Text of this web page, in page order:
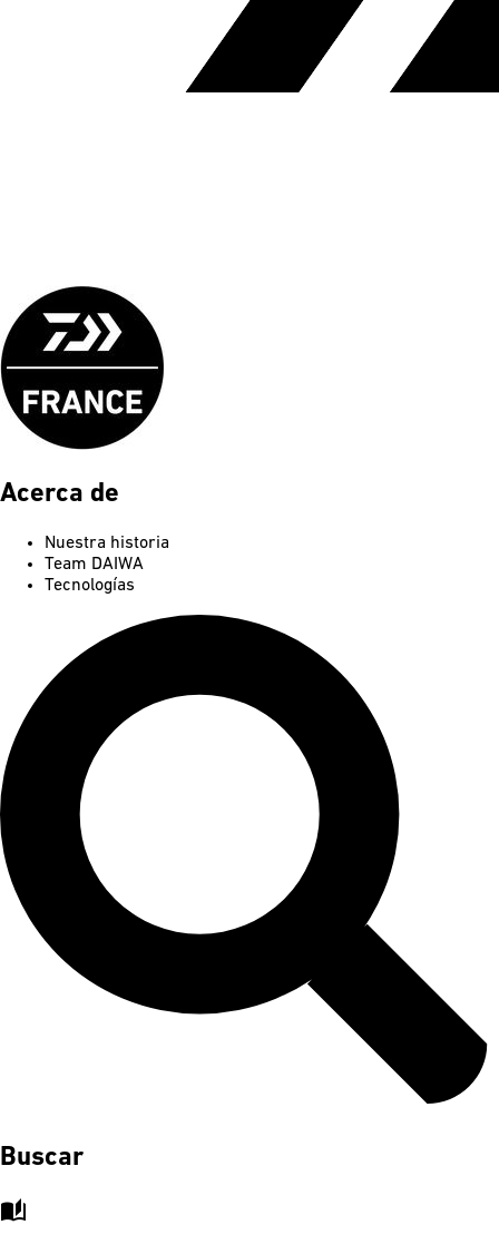
Acerca de
Nuestra historia
Team DAIWA
Tecnologías
Buscar
auto_stories